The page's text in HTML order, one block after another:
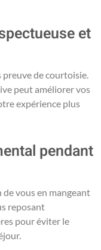
et
preuve de courtoisie.
peut améliorer vos
expérience plus
pendant
vous en mangeant
reposant
pour éviter le